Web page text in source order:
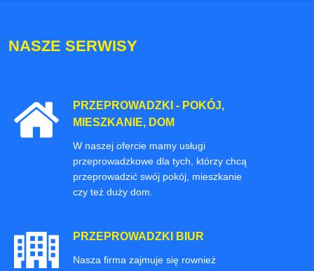
NASZE SERWISY
PRZEPROWADZKI - POKÓJ,
MIESZKANIE, DOM
W naszej ofercie mamy usługi
przeprowadzkowe dla tych, którzy chcą
przeprowadzić swój pokój, mieszkanie
czy też duży dom.
PRZEPROWADZKI BIUR
Nasza firma zajmuje się rownież